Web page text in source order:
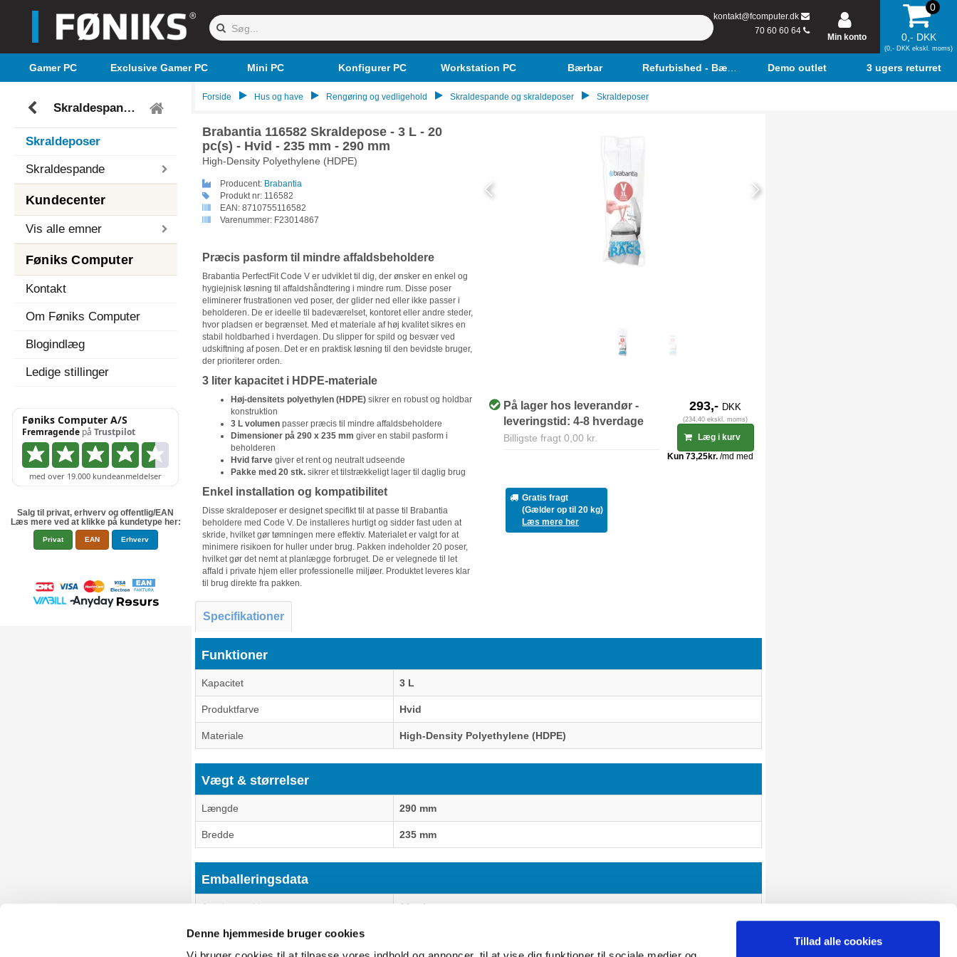
Denne hjemmeside bruger cookies
Tillad alle cookies
kontakt@fcomputer.dk
70 60 60 64
Min konto
0
0,- DKK
(0,- DKK ekskl. moms)
Gamer PC Exclusive Gamer PC Mini PC Konfigurer PC Workstation PC Bærbar Refurbished - Bærbar Demo outlet 3 ugers returret
Skraldespande og skraldeposer
Skraldeposer
Skraldespande
Kundecenter
Vis alle emner
Føniks Computer
Kontakt
Om Føniks Computer
Blogindlæg
Ledige stillinger
Salg til privat, erhverv og offentlig/EAN
Læs mere ved at klikke på kundetype her:
Privat EAN Erhverv
Forside Hus og have Rengøring og vedligehold Skraldespande og skraldeposer Skraldeposer
Brabantia 116582 Skraldepose - 3 L - 20
pc(s) - Hvid - 235 mm - 290 mm
High-Density Polyethylene (HDPE)
Producent: Brabantia
Produkt nr: 116582
EAN: 8710755116582
Varenummer: F23014867
Præcis pasform til mindre affaldsbeholdere
Brabantia PerfectFit Code V er udviklet til dig, der ønsker en enkel og
hygiejnisk løsning til affaldshåndtering i mindre rum. Disse poser
eliminerer frustrationen ved poser, der glider ned eller ikke passer i
beholderen. De er ideelle til badeværelset, kontoret eller andre steder,
hvor pladsen er begrænset. Med et materiale af høj kvalitet sikres en
stabil holdbarhed i hverdagen. Du slipper for spild og besvær ved
udskiftning af posen. Det er en praktisk løsning til den bevidste bruger,
der prioriterer orden.
3 liter kapacitet i HDPE-materiale
Høj-densitets polyethylen (HDPE)sikrer en robust og holdbar
konstruktion
3 L volumenpasser præcis til mindre affaldsbeholdere
Dimensioner på 290 x 235 mm giver en stabil pasform i
beholderen
Hvid farvegiver et rent og neutralt udseende
Pakke med 20 stk.sikrer et tilstrækkeligt lager til daglig brug
Enkel installation og kompatibilitet
Disse skraldeposer er designet specifikt til at passe til Brabantia
beholdere med Code V. De installeres hurtigt og sidder fast uden at
skride, hvilket gør tømningen mere effektiv. Materialet er valgt for at
minimere risikoen for huller under brug. Pakken indeholder 20 poser,
hvilket gør det nemt at planlægge forbruget. De er velegnede til let
affald i private hjem eller professionelle miljøer. Produktet leveres klar
til brug direkte fra pakken.
På lager hos leverandør -
leveringstid: 4-8 hverdage
Billigste fragt 0,00 kr.
293,- DKK
(234,40 ekskl. moms)
Læg i kurv
Gratis fragt
(Gælder op til 20 kg)
Læs mere her
Specifikationer
Funktioner
Kapacitet 3 L
Produktfarve Hvid
Materiale High-Density Polyethylene (HDPE)
Vægt & størrelser
Længde 290 mm
Bredde 235 mm
Emballeringsdata
Antal pr. pakke 20 stk